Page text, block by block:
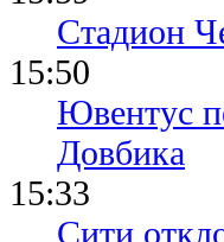
Стадион
15:50
Ювентус
Довбика
15:33
Сити